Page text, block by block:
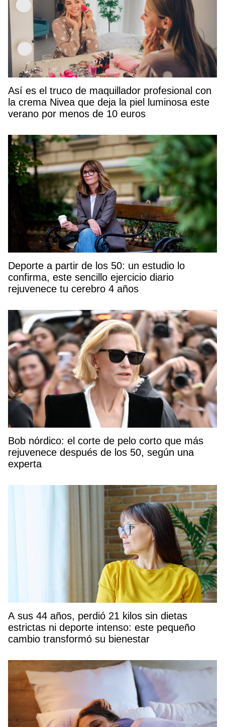
Así es el truco de maquillador profesional con
la crema Nivea que deja la piel luminosa este
verano por menos de 10 euros
Deporte a partir de los 50: un estudio lo
confirma, este sencillo ejercicio diario
rejuvenece tu cerebro 4 años
Bob nórdico: el corte de pelo corto que más
rejuvenece después de los 50, según una
experta
A sus 44 años, perdió 21 kilos sin dietas
estrictas ni deporte intenso: este pequeño
cambio transformó su bienestar